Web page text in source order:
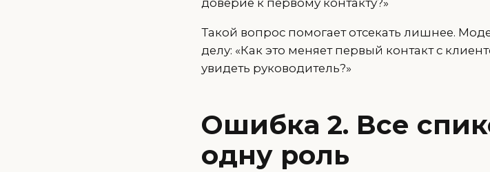
Такой вопрос помогает отсекать лишнее.
делу: «Как это меняет первый контакт с
увидеть руководитель?»
Ошибка 2. Все
одну роль